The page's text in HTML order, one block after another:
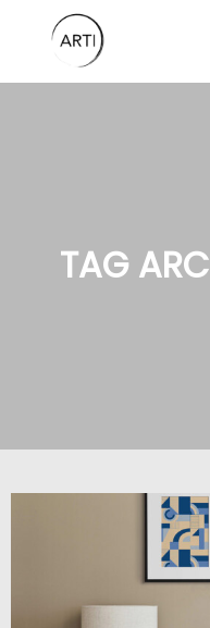
TAG